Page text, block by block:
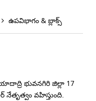
ఉపవిభాగం & బ్లాక్స్
భువనగిరి జిల్లా 17
వహిస్తుంది.